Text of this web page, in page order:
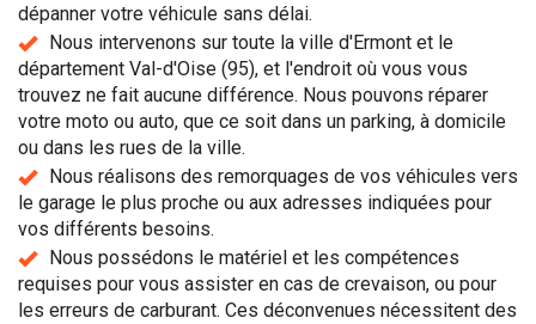
dépanner votre véhicule sans délai.
Nous intervenons sur toute la ville d'Ermont et le
département Val-d'Oise (95), et l'endroit où vous vous
trouvez ne fait aucune différence. Nous pouvons réparer
votre moto ou auto, que ce soit dans un parking, à domicile
ou dans les rues de la ville.
Nous réalisons des remorquages de vos véhicules vers
le garage le plus proche ou aux adresses indiquées pour
vos différents besoins.
Nous possédons le matériel et les compétences
requises pour vous assister en cas de crevaison, ou pour
les erreurs de carburant. Ces déconvenues nécessitent des